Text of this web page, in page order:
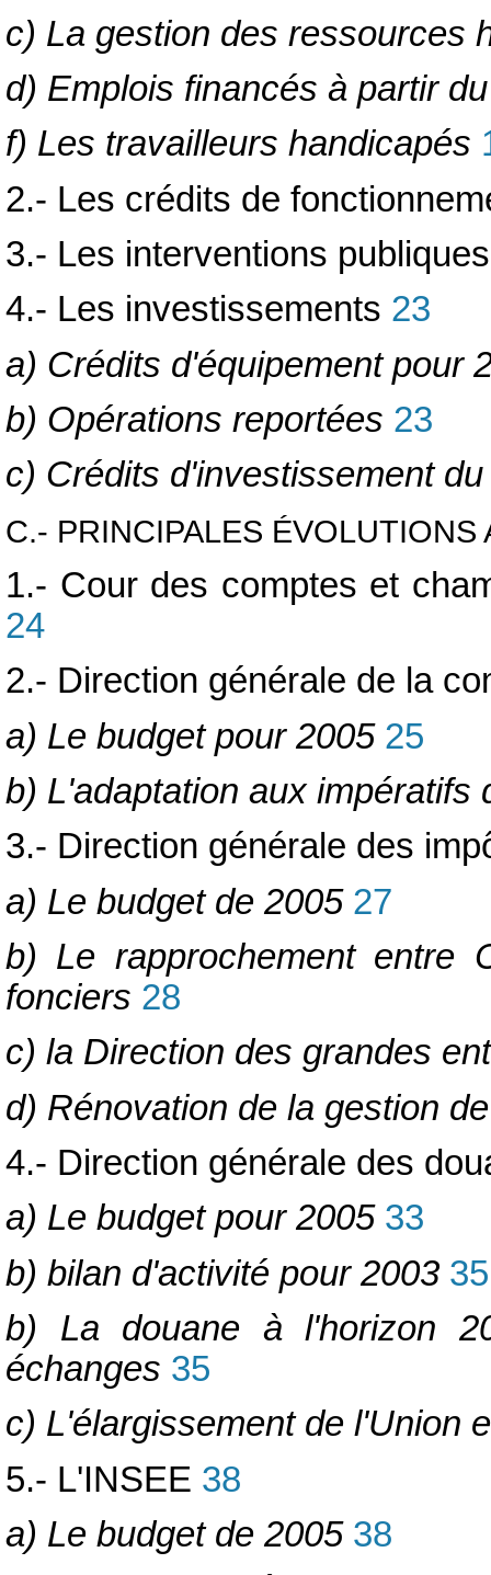
c) La gestion des ressources
d) Emplois financés à partir
f) Les travailleurs handicapés
2.- Les crédits de
3.- Les interventions publiques
4.- Les investissements 23
a) Crédits d'équipement pour
b) Opérations reportées 23
c) Crédits d'investissement
C.- PRINCIPALES ÉVOLUTIONS
1.- Cour des comptes et
24
2.- Direction générale de la
a) Le budget pour 200525
b) L'adaptation aux impératifs
3.- Direction générale des
a) Le budget de 200527
b) Le rapprochement entre
fonciers 28
c) la Direction des grandes
d) Rénovation de la gestion
4.- Direction générale des
a) Le budget pour 200533
b) bilan d'activité pour 2003 35
b) La douane à l'horizon
échanges 35
c) L'élargissement de l'Union
5.- L'INSEE 38
a) Le budget de 200538